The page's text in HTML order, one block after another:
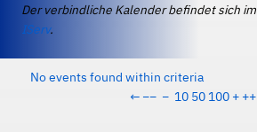
Der verbindliche Kalender befindet sich im
IServ.
No events found within criteria
← −− − 10 50 100 + ++